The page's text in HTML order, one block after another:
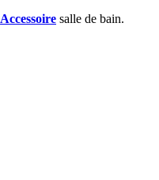
Accessoire salle de bain.